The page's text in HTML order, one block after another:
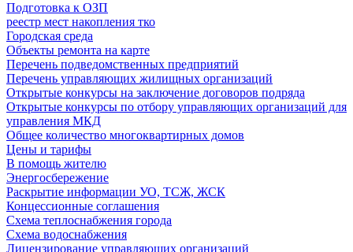
Подготовка к ОЗП
реестр мест накопления тко
Городская среда
Объекты ремонта на карте
Перечень подведомственных предприятий
Перечень управляющих жилищных организаций
Открытые конкурсы на заключение договоров подряда
Открытые конкурсы по отбору управляющих организаций для
управления МКД
Общее количество многоквартирных домов
Цены и тарифы
В помощь жителю
Энергосбережение
Раскрытие информации УО, ТСЖ, ЖСК
Концессионные соглашения
Схема теплоснабжения города
Схема водоснабжения
Лицензирование управляющих организаций